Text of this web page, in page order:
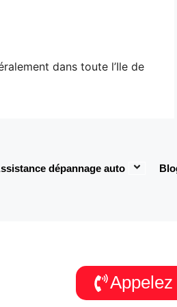
dans toute l’Ile de
dépannage auto